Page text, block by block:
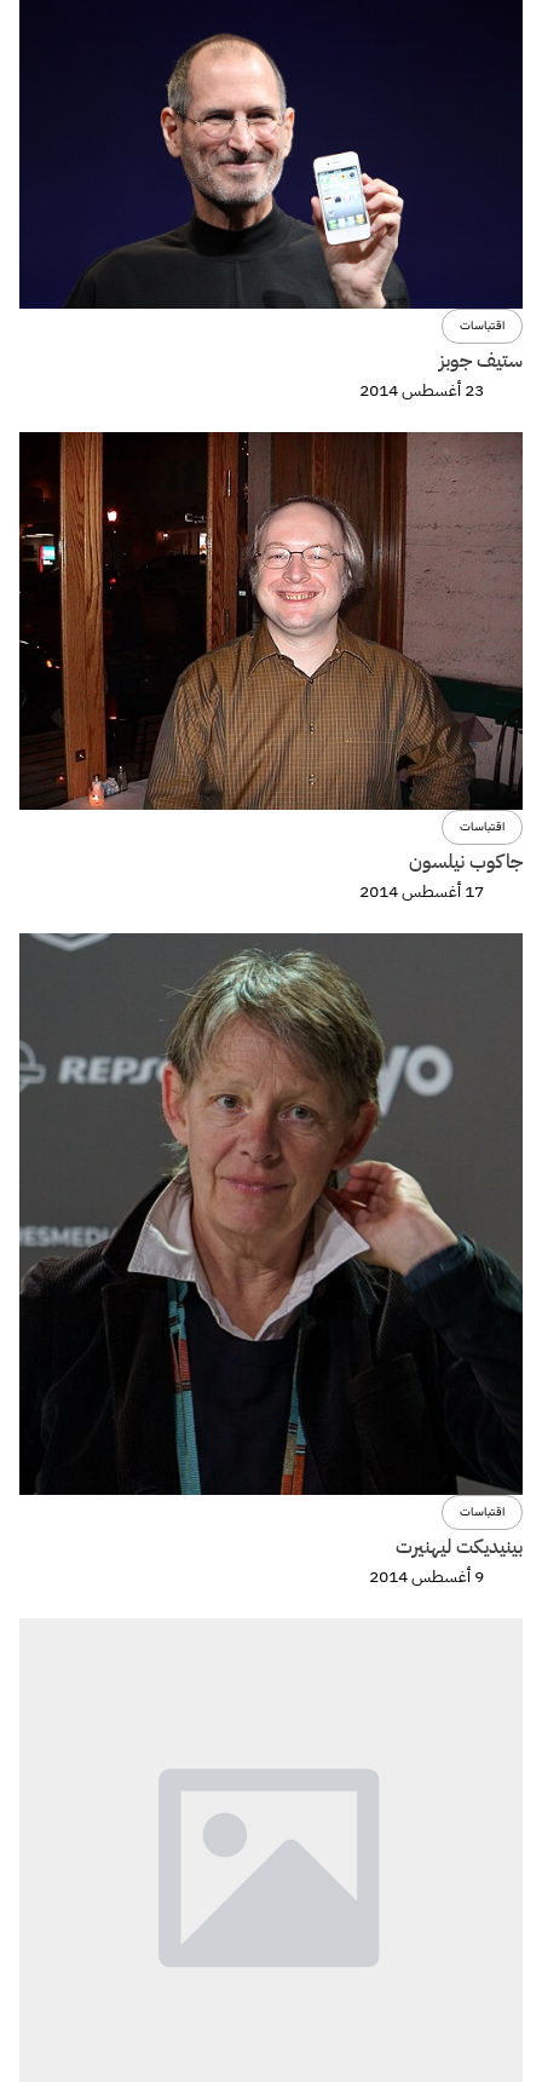
اقتباسات
ستيف جوبز
23 أغسطس 2014
اقتباسات
جاكوب نيلسون
17 أغسطس 2014
اقتباسات
بينيديكت ليهنيرت
9 أغسطس 2014